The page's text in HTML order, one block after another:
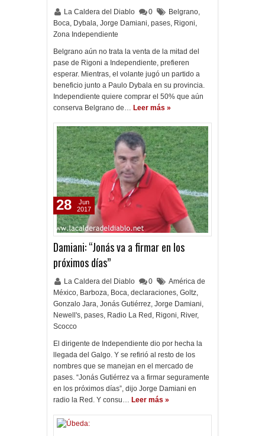
La Caldera del Diablo 0 Belgrano,
Boca, Dybala, Jorge Damiani, pases, Rigoni,
Zona Independiente
Belgrano aún no trata la venta de la mitad del
pase de Rigoni a Independiente, prefieren
esperar. Mientras, el volante jugó un partido a
beneficio junto a Paulo Dybala en su provincia.
Independiente quiere comprar el 50% que aún
conserva Belgrano de… Leer más »
Damiani: “Jonás va a firmar en los
próximos días”
La Caldera del Diablo 0
América de
México, Barboza, Boca, declaraciones, Goltz,
Gonzalo Jara, Jonás Gutiérrez, Jorge Damiani,
Newell's, pases, Radio La Red , Rigoni, River,
Scocco
El dirigente de Independiente dio por hecha la
llegada del Galgo. Y se refirió al resto de los
nombres que se manejan en el mercado de
pases. “Jonás Gutiérrez va a firmar seguramente
en los próximos días”, dijo Jorge Damiani en
radio la Red. Y consu… Leer más »
28
Jun
2017